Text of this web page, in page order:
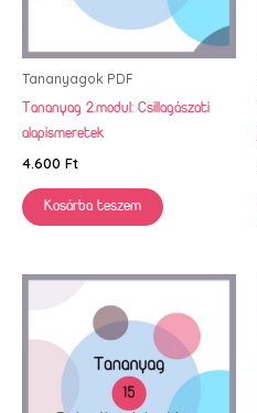
Tananyagok PDF
Tananyag 2.modul: Csillagászati
alapismeretek
4.600 Ft
Kosárba teszem